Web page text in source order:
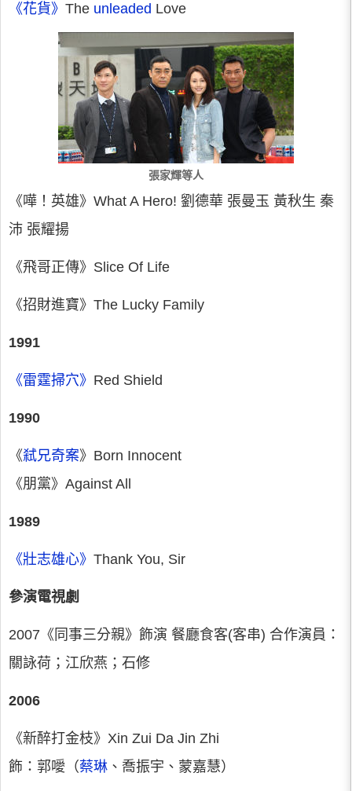
《花貨》 The unleaded Love
張家輝等人
《嘩！英雄》What A Hero! 劉德華 張曼玉 黃秋生 秦
沛 張耀揚
《飛哥正傳》Slice Of Life
《招財進寶》The Lucky Family
1991
《雷霆掃穴》 Red Shield
1990
《弒兄奇案》Born Innocent
《朋黨》Against All
1989
《壯志雄心》 Thank You, Sir
參演電視劇
2007《同事三分親》飾演 餐廳食客(客串) 合作演員：
關詠荷；江欣燕；石修
2006
《新醉打金枝》Xin Zui Da Jin Zhi
飾：郭噯（蔡琳 、喬振宇、蒙嘉慧）